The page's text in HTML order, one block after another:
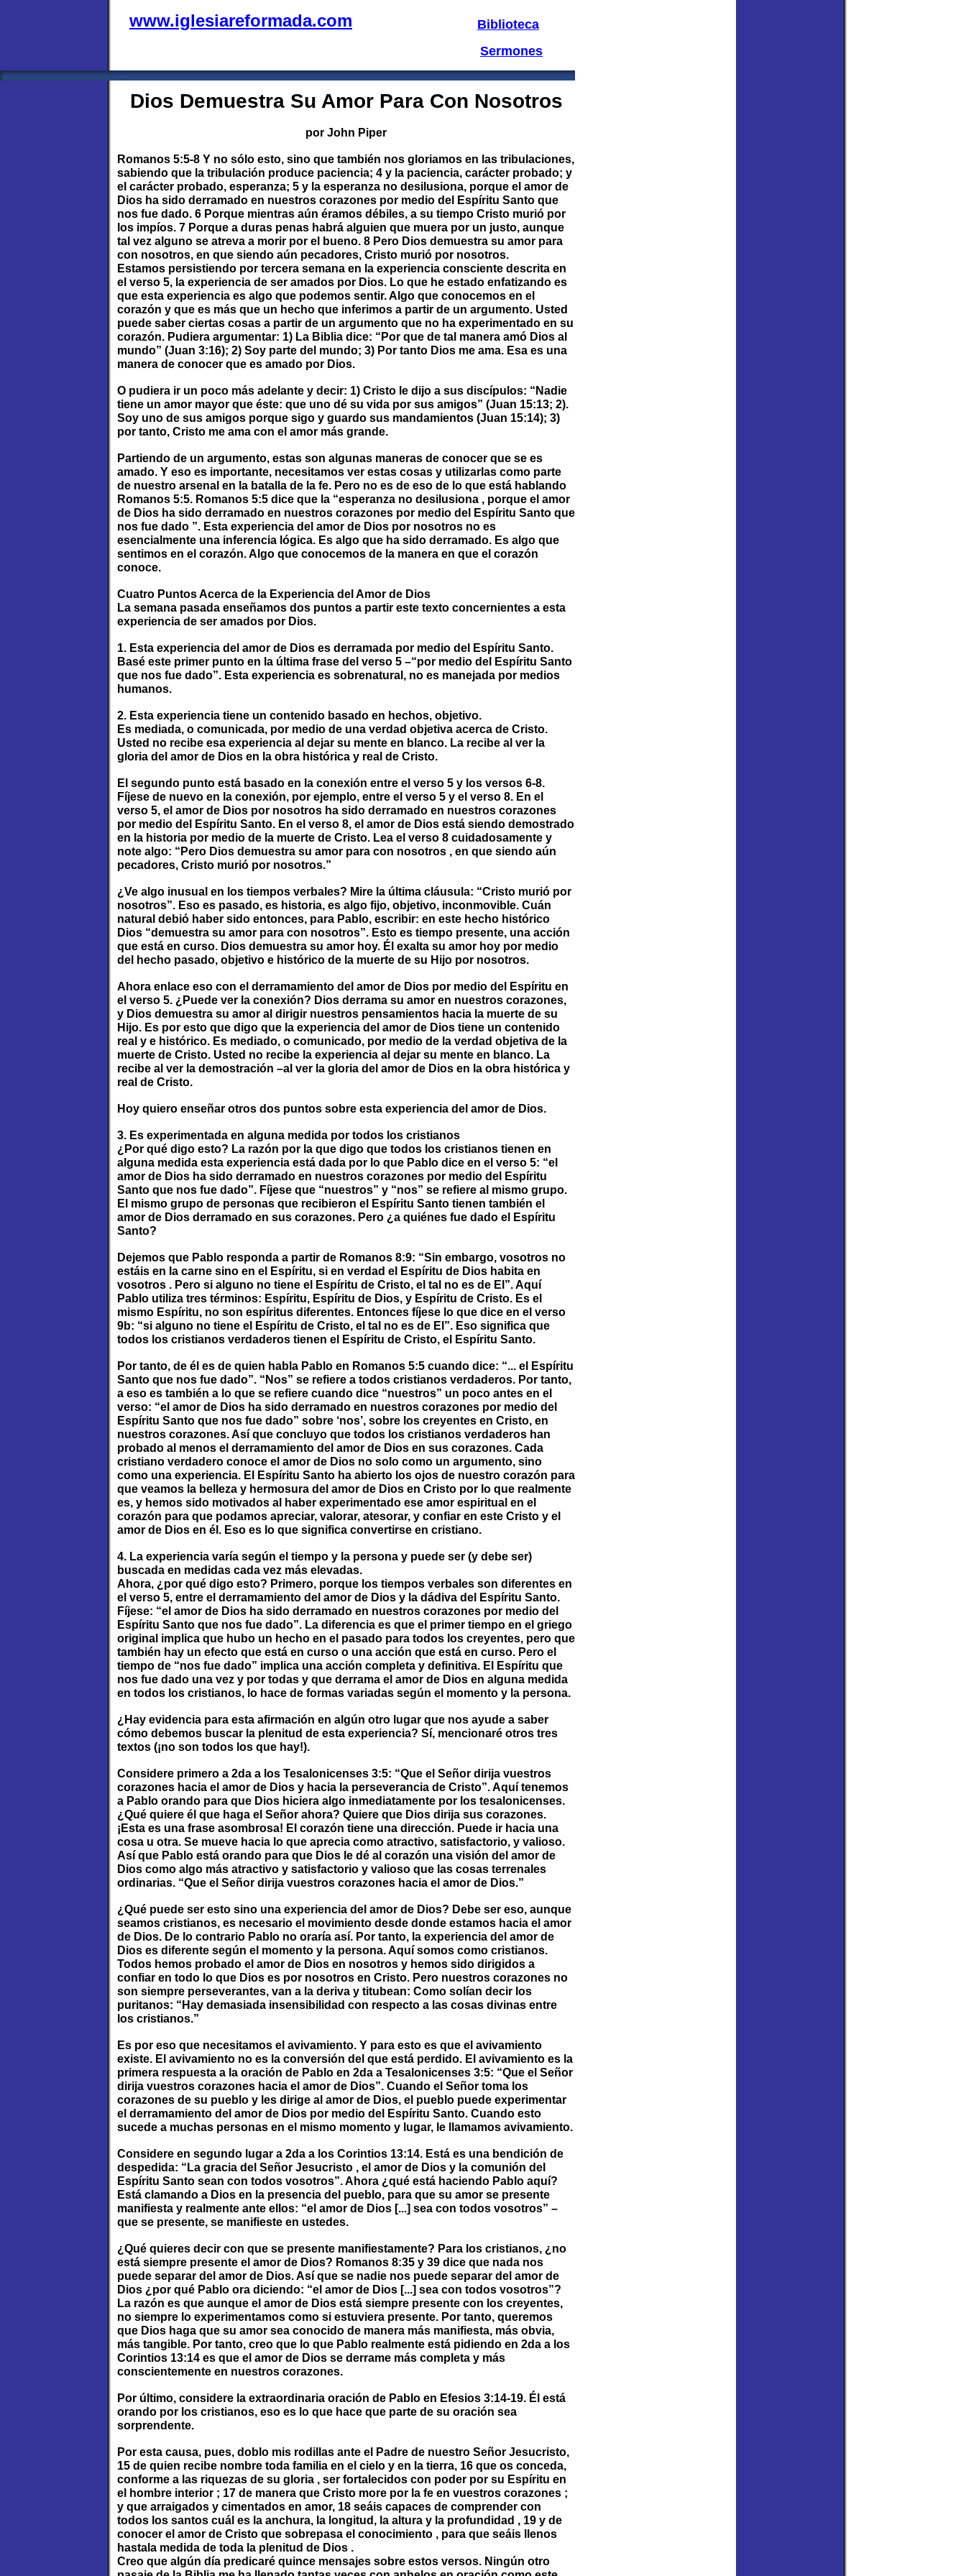
Dios Demuestra Su Amor Para Con Nosotros
por John Piper
Romanos 5:5-8 Y no sólo esto, sino que también nos gloriamos en las tribulaciones,
sabiendo que la tribulación produce paciencia; 4 y la paciencia, carácter probado; y
el carácter probado, esperanza; 5 y la esperanza no desilusiona, porque el amor de
Dios ha sido derramado en nuestros corazones por medio del Espíritu Santo que
nos fue dado. 6 Porque mientras aún éramos débiles, a su tiempo Cristo murió por
los impíos. 7 Porque a duras penas habrá alguien que muera por un justo, aunque
tal vez alguno se atreva a morir por el bueno. 8 Pero Dios demuestra su amor para
con nosotros, en que siendo aún pecadores, Cristo murió por nosotros.
Estamos persistiendo por tercera semana en la experiencia consciente descrita en
el verso 5, la experiencia de ser amados por Dios. Lo que he estado enfatizando es
que esta experiencia es algo que podemos sentir. Algo que conocemos en el
corazón y que es más que un hecho que inferimos a partir de un argumento. Usted
puede saber ciertas cosas a partir de un argumento que no ha experimentado en su
corazón. Pudiera argumentar: 1) La Biblia dice: “Por que de tal manera amó Dios al
mundo” (Juan 3:16); 2) Soy parte del mundo; 3) Por tanto Dios me ama. Esa es una
manera de conocer que es amado por Dios.
O pudiera ir un poco más adelante y decir: 1) Cristo le dijo a sus discípulos: “Nadie
tiene un amor mayor que éste: que uno dé su vida por sus amigos” (Juan 15:13; 2).
Soy uno de sus amigos porque sigo y guardo sus mandamientos (Juan 15:14); 3)
por tanto, Cristo me ama con el amor más grande.
Partiendo de un argumento, estas son algunas maneras de conocer que se es
amado. Y eso es importante, necesitamos ver estas cosas y utilizarlas como parte
de nuestro arsenal en la batalla de la fe. Pero no es de eso de lo que está hablando
Romanos 5:5. Romanos 5:5 dice que la “esperanza no desilusiona , porque el amor
de Dios ha sido derramado en nuestros corazones por medio del Espíritu Santo que
nos fue dado ”. Esta experiencia del amor de Dios por nosotros no es
esencialmente una inferencia lógica. Es algo que ha sido derramado. Es algo que
sentimos en el corazón. Algo que conocemos de la manera en que el corazón
conoce.
Cuatro Puntos Acerca de la Experiencia del Amor de Dios
La semana pasada enseñamos dos puntos a partir este texto concernientes a esta
experiencia de ser amados por Dios.
1. Esta experiencia del amor de Dios es derramada por medio del Espíritu Santo.
Basé este primer punto en la última frase del verso 5 –“por medio del Espíritu Santo
que nos fue dado”. Esta experiencia es sobrenatural, no es manejada por medios
humanos.
2. Esta experiencia tiene un contenido basado en hechos, objetivo.
Es mediada, o comunicada, por medio de una verdad objetiva acerca de Cristo.
Usted no recibe esa experiencia al dejar su mente en blanco. La recibe al ver la
gloria del amor de Dios en la obra histórica y real de Cristo.
El segundo punto está basado en la conexión entre el verso 5 y los versos 6-8.
Fíjese de nuevo en la conexión, por ejemplo, entre el verso 5 y el verso 8. En el
verso 5, el amor de Dios por nosotros ha sido derramado en nuestros corazones
por medio del Espíritu Santo. En el verso 8, el amor de Dios está siendo demostrado
en la historia por medio de la muerte de Cristo. Lea el verso 8 cuidadosamente y
note algo: “Pero Dios demuestra su amor para con nosotros , en que siendo aún
pecadores, Cristo murió por nosotros.”
¿Ve algo inusual en los tiempos verbales? Mire la última cláusula: “Cristo murió por
nosotros”. Eso es pasado, es historia, es algo fijo, objetivo, inconmovible. Cuán
natural debió haber sido entonces, para Pablo, escribir: en este hecho histórico
Dios “demuestra su amor para con nosotros”. Esto es tiempo presente, una acción
que está en curso. Dios demuestra su amor hoy. Él exalta su amor hoy por medio
del hecho pasado, objetivo e histórico de la muerte de su Hijo por nosotros.
Ahora enlace eso con el derramamiento del amor de Dios por medio del Espíritu en
el verso 5. ¿Puede ver la conexión? Dios derrama su amor en nuestros corazones,
y Dios demuestra su amor al dirigir nuestros pensamientos hacia la muerte de su
Hijo. Es por esto que digo que la experiencia del amor de Dios tiene un contenido
real y e histórico. Es mediado, o comunicado, por medio de la verdad objetiva de la
muerte de Cristo. Usted no recibe la experiencia al dejar su mente en blanco. La
recibe al ver la demostración –al ver la gloria del amor de Dios en la obra histórica y
real de Cristo.
Hoy quiero enseñar otros dos puntos sobre esta experiencia del amor de Dios.
3. Es experimentada en alguna medida por todos los cristianos
¿Por qué digo esto? La razón por la que digo que todos los cristianos tienen en
alguna medida esta experiencia está dada por lo que Pablo dice en el verso 5: “el
amor de Dios ha sido derramado en nuestros corazones por medio del Espíritu
Santo que nos fue dado”. Fíjese que “nuestros” y “nos” se refiere al mismo grupo.
El mismo grupo de personas que recibieron el Espíritu Santo tienen también el
amor de Dios derramado en sus corazones. Pero ¿a quiénes fue dado el Espíritu
Santo?
Dejemos que Pablo responda a partir de Romanos 8:9: “Sin embargo, vosotros no
estáis en la carne sino en el Espíritu, si en verdad el Espíritu de Dios habita en
vosotros . Pero si alguno no tiene el Espíritu de Cristo, el tal no es de El”. Aquí
Pablo utiliza tres términos: Espíritu, Espíritu de Dios, y Espíritu de Cristo. Es el
mismo Espíritu, no son espíritus diferentes. Entonces fíjese lo que dice en el verso
9b: “si alguno no tiene el Espíritu de Cristo, el tal no es de El”. Eso significa que
todos los cristianos verdaderos tienen el Espíritu de Cristo, el Espíritu Santo.
Por tanto, de él es de quien habla Pablo en Romanos 5:5 cuando dice: “... el Espíritu
Santo que nos fue dado”. “Nos” se refiere a todos cristianos verdaderos. Por tanto,
a eso es también a lo que se refiere cuando dice “nuestros” un poco antes en el
verso: “el amor de Dios ha sido derramado en nuestros corazones por medio del
Espíritu Santo que nos fue dado” sobre ‘nos’, sobre los creyentes en Cristo, en
nuestros corazones. Así que concluyo que todos los cristianos verdaderos han
probado al menos el derramamiento del amor de Dios en sus corazones. Cada
cristiano verdadero conoce el amor de Dios no solo como un argumento, sino
como una experiencia. El Espíritu Santo ha abierto los ojos de nuestro corazón para
que veamos la belleza y hermosura del amor de Dios en Cristo por lo que realmente
es, y hemos sido motivados al haber experimentado ese amor espiritual en el
corazón para que podamos apreciar, valorar, atesorar, y confiar en este Cristo y el
amor de Dios en él. Eso es lo que significa convertirse en cristiano.
4. La experiencia varía según el tiempo y la persona y puede ser (y debe ser)
buscada en medidas cada vez más elevadas.
Ahora, ¿por qué digo esto? Primero, porque los tiempos verbales son diferentes en
el verso 5, entre el derramamiento del amor de Dios y la dádiva del Espíritu Santo.
Fíjese: “el amor de Dios ha sido derramado en nuestros corazones por medio del
Espíritu Santo que nos fue dado”. La diferencia es que el primer tiempo en el griego
original implica que hubo un hecho en el pasado para todos los creyentes, pero que
también hay un efecto que está en curso o una acción que está en curso. Pero el
tiempo de “nos fue dado” implica una acción completa y definitiva. El Espíritu que
nos fue dado una vez y por todas y que derrama el amor de Dios en alguna medida
en todos los cristianos, lo hace de formas variadas según el momento y la persona.
¿Hay evidencia para esta afirmación en algún otro lugar que nos ayude a saber
cómo debemos buscar la plenitud de esta experiencia? Sí, mencionaré otros tres
textos (¡no son todos los que hay!).
Considere primero a 2da a los Tesalonicenses 3:5: “Que el Señor dirija vuestros
corazones hacia el amor de Dios y hacia la perseverancia de Cristo”. Aquí tenemos
a Pablo orando para que Dios hiciera algo inmediatamente por los tesalonicenses.
¿Qué quiere él que haga el Señor ahora? Quiere que Dios dirija sus corazones.
¡Esta es una frase asombrosa! El corazón tiene una dirección. Puede ir hacia una
cosa u otra. Se mueve hacia lo que aprecia como atractivo, satisfactorio, y valioso.
Así que Pablo está orando para que Dios le dé al corazón una visión del amor de
Dios como algo más atractivo y satisfactorio y valioso que las cosas terrenales
ordinarias. “Que el Señor dirija vuestros corazones hacia el amor de Dios.”
¿Qué puede ser esto sino una experiencia del amor de Dios? Debe ser eso, aunque
seamos cristianos, es necesario el movimiento desde donde estamos hacia el amor
de Dios. De lo contrario Pablo no oraría así. Por tanto, la experiencia del amor de
Dios es diferente según el momento y la persona. Aquí somos como cristianos.
Todos hemos probado el amor de Dios en nosotros y hemos sido dirigidos a
confiar en todo lo que Dios es por nosotros en Cristo. Pero nuestros corazones no
son siempre perseverantes, van a la deriva y titubean: Como solían decir los
puritanos: “Hay demasiada insensibilidad con respecto a las cosas divinas entre
los cristianos.”
Es por eso que necesitamos el avivamiento. Y para esto es que el avivamiento
existe. El avivamiento no es la conversión del que está perdido. El avivamiento es la
primera respuesta a la oración de Pablo en 2da a Tesalonicenses 3:5: “Que el Señor
dirija vuestros corazones hacia el amor de Dios”. Cuando el Señor toma los
corazones de su pueblo y les dirige al amor de Dios, el pueblo puede experimentar
el derramamiento del amor de Dios por medio del Espíritu Santo. Cuando esto
sucede a muchas personas en el mismo momento y lugar, le llamamos avivamiento.
Considere en segundo lugar a 2da a los Corintios 13:14. Está es una bendición de
despedida: “La gracia del Señor Jesucristo , el amor de Dios y la comunión del
Espíritu Santo sean con todos vosotros”. Ahora ¿qué está haciendo Pablo aquí?
Está clamando a Dios en la presencia del pueblo, para que su amor se presente
manifiesta y realmente ante ellos: “el amor de Dios [...] sea con todos vosotros” –
que se presente, se manifieste en ustedes.
¿Qué quieres decir con que se presente manifiestamente? Para los cristianos, ¿no
está siempre presente el amor de Dios? Romanos 8:35 y 39 dice que nada nos
puede separar del amor de Dios. Así que se nadie nos puede separar del amor de
Dios ¿por qué Pablo ora diciendo: “el amor de Dios [...] sea con todos vosotros”?
La razón es que aunque el amor de Dios está siempre presente con los creyentes,
no siempre lo experimentamos como si estuviera presente. Por tanto, queremos
que Dios haga que su amor sea conocido de manera más manifiesta, más obvia,
más tangible. Por tanto, creo que lo que Pablo realmente está pidiendo en 2da a los
Corintios 13:14 es que el amor de Dios se derrame más completa y más
conscientemente en nuestros corazones.
Por último, considere la extraordinaria oración de Pablo en Efesios 3:14-19. Él está
orando por los cristianos, eso es lo que hace que parte de su oración sea
sorprendente.
Por esta causa, pues, doblo mis rodillas ante el Padre de nuestro Señor Jesucristo,
15 de quien recibe nombre toda familia en el cielo y en la tierra, 16 que os conceda,
conforme a las riquezas de su gloria , ser fortalecidos con poder por su Espíritu en
el hombre interior ; 17 de manera que Cristo more por la fe en vuestros corazones ;
y que arraigados y cimentados en amor, 18 seáis capaces de comprender con
todos los santos cuál es la anchura, la longitud, la altura y la profundidad , 19 y de
conocer el amor de Cristo que sobrepasa el conocimiento , para que seáis llenos
hastala medida de toda la plenitud de Dios .
Creo que algún día predicaré quince mensajes sobre estos versos. Ningún otro
www.iglesiareformada.com
Biblioteca
Sermones